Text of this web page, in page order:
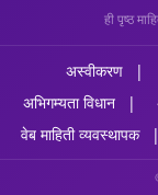
ही पृष्ठ
अस्वीकरण
अभिगम्यता विधान
वेब माहिती व्यवस्थापक